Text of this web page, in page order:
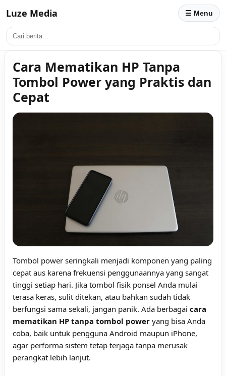
Luze Media ☰ Menu
Cara Mematikan HP Tanpa
Tombol Power yang Praktis dan
Cepat
Tombol power seringkali menjadi komponen yang paling
cepat aus karena frekuensi penggunaannya yang sangat
tinggi setiap hari. Jika tombol fisik ponsel Anda mulai
terasa keras, sulit ditekan, atau bahkan sudah tidak
berfungsi sama sekali, jangan panik. Ada berbagai cara
mematikan HP tanpa tombol power yang bisa Anda
coba, baik untuk pengguna Android maupun iPhone,
agar performa sistem tetap terjaga tanpa merusak
perangkat lebih lanjut.